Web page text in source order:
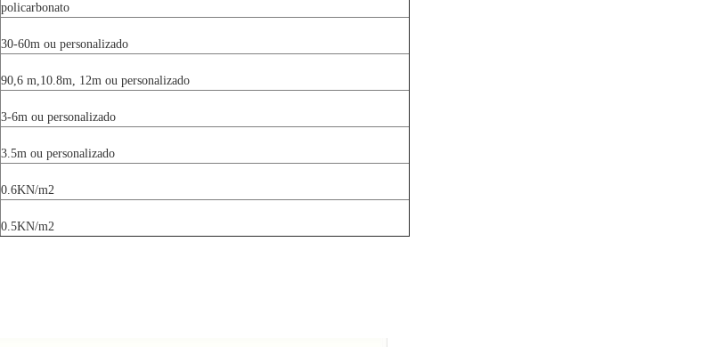
policarbonato
30-60m ou personalizado
90,6 m,10.8m, 12m ou personalizado
3-6m ou personalizado
3.5m ou personalizado
0.6KN/m2
0.5KN/m2